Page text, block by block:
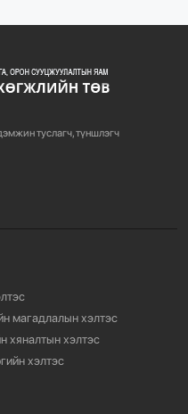
ХУУЛИЙН
туслагч, түншлэгч
магадлалын хэлтэс
хяналтын хэлтэс
хэлтэс